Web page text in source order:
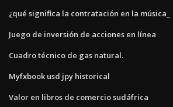
¿qué significa la contratación en la música_
Juego de inversión de acciones en línea
Cuadro técnico de gas natural.
Myfxbook usd jpy historical
Valor en libros de comercio sudáfrica